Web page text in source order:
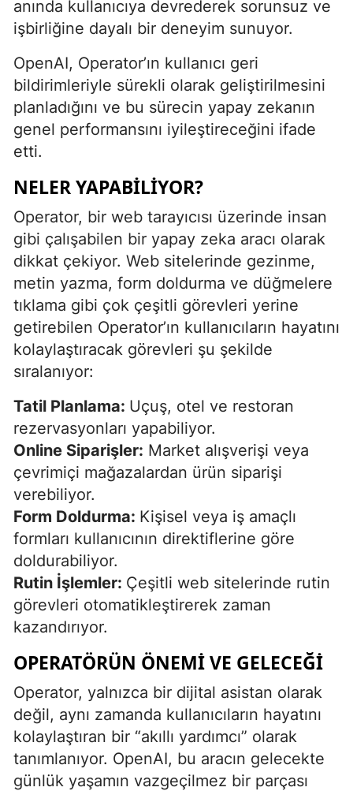
anında kullanıcıya devrederek sorunsuz ve
işbirliğine dayalı bir deneyim sunuyor.
OpenAI, Operator’ın kullanıcı geri
bildirimleriyle sürekli olarak geliştirilmesini
planladığını ve bu sürecin yapay zekanın
genel performansını iyileştireceğini ifade
etti.
NELER YAPABILIYOR?
Operator, bir web tarayıcısı üzerinde insan
gibi çalışabilen bir yapay zeka aracı olarak
dikkat çekiyor. Web sitelerinde gezinme,
metin yazma, form doldurma ve düğmelere
tıklama gibi çok çeşitli görevleri yerine
getirebilen Operator’ın kullanıcıların hayatını
kolaylaştıracak görevleri şu şekilde
sıralanıyor:
Tatil Planlama: Uçuş, otel ve restoran
rezervasyonları yapabiliyor.
Online Siparişler: Market alışverişi veya
çevrimiçi mağazalardan ürün siparişi
verebiliyor.
Form Doldurma: Kişisel veya iş amaçlı
formları kullanıcının direktiflerine göre
doldurabiliyor.
Rutin İşlemler: Çeşitli web sitelerinde rutin
görevleri otomatikleştirerek zaman
kazandırıyor.
OPERATÖRÜN ÖNEMI VE GELECEĞI
Operator, yalnızca bir dijital asistan olarak
değil, aynı zamanda kullanıcıların hayatını
kolaylaştıran bir “akıllı yardımcı” olarak
tanımlanıyor. OpenAI, bu aracın gelecekte
günlük yaşamın vazgeçilmez bir parçası